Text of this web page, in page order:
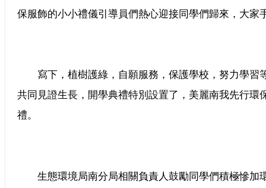
保服飾的小小禮儀引導員們熱心迎接同學們歸來，大家
寫下，植樹護綠，自願服務，保護學校，努力學習
共同見證生長，開學典禮特別設置了，美麗南我先行環
禮。
生態環境局南分局相關負責人鼓勵同學們積極慘加